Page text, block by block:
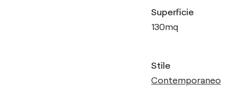
Superficie
130mq
Stile
Contemporaneo